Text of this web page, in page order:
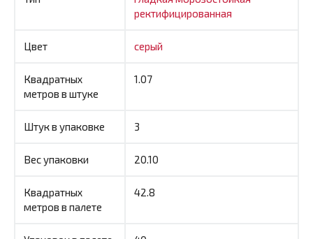
ректифицированная
Цвет серый
Квадратных
метров в штуке
1.07
Штук в упаковке 3
Вес упаковки 20.10
Квадратных
метров в палете
42.8